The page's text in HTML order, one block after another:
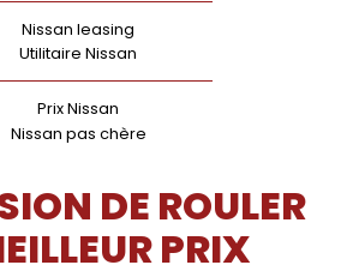
Nissan leasing
Utilitaire Nissan
Prix Nissan
Nissan pas chère
DE ROULER
PRIX